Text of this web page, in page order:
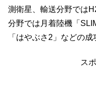
測衛星、輸送分野では
分野では月着陸機「
「はやぶさ2」などの成
ス